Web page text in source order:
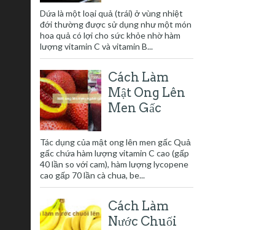
Dứa là một loại quả (trái) ở vùng nhiệt
đới thường được sử dụng như một món
hoa quả có lợi cho sức khỏe nhờ hàm
lượng vitamin C và vitamin B...
Cách Làm
Mật Ong Lên
Men Gấc
Tác dụng của mật ong lên men gấc Quả
gấc chứa hàm lượng vitamin C cao (gấp
40 lần so với cam), hàm lượng lycopene
cao gấp 70 lần cà chua, be...
Cách Làm
Nước Chuối